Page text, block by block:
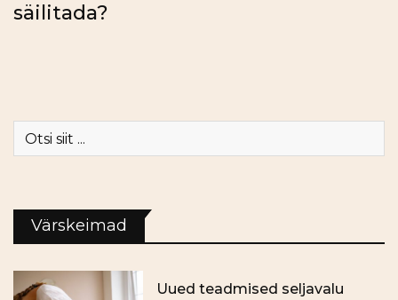
säilitada?
Värskeimad
Uued teadmised seljavalu